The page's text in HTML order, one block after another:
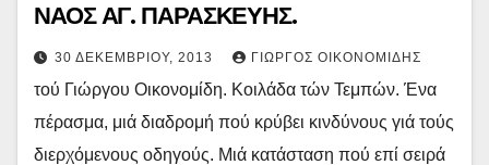
ΝΑΟΣ ΑΓ. ΠΑΡΑΣΚΕΥΗΣ.
30 ΔΕΚΕΜΒΡΊΟΥ, 2013 ΓΙΏΡΓΟΣ ΟΙΚΟΝΟΜΊΔΗΣ
τού Γιώργου Οικονομίδη. Κοιλάδα τών Τεμπών. Ένα
πέρασμα, μιά διαδρομή πού κρύβει κινδύνους γιά τούς
διερχόμενους οδηγούς. Μιά κατάσταση πού επί σειρά